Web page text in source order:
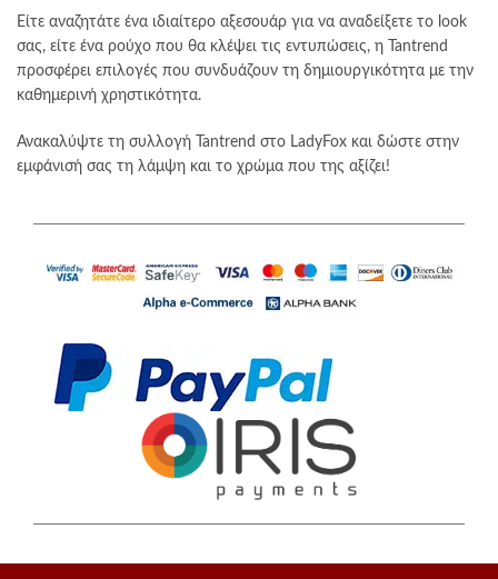
Είτε αναζητάτε ένα ιδιαίτερο αξεσουάρ για να αναδείξετε το look
σας, είτε ένα ρούχο που θα κλέψει τις εντυπώσεις, η Tantrend
προσφέρει επιλογές που συνδυάζουν τη δημιουργικότητα με την
καθημερινή χρηστικότητα.
Ανακαλύψτε τη συλλογή Tantrend στο LadyFox και δώστε στην
εμφάνισή σας τη λάμψη και το χρώμα που της αξίζει!